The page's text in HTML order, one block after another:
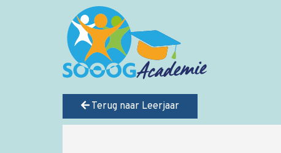
Terug naar Leerjaar